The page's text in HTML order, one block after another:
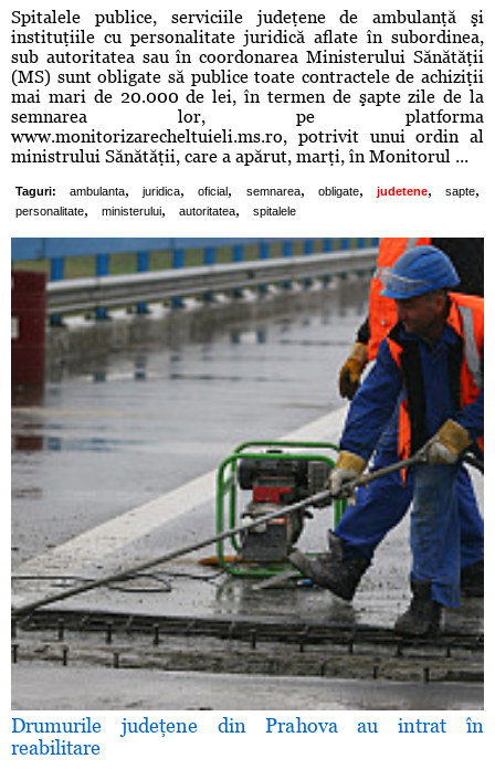
Spitalele publice, serviciile judeţene de ambulanţă şi
instituţiile cu personalitate juridică aflate în subordinea,
sub autoritatea sau în coordonarea Ministerului Sănătăţii
(MS) sunt obligate să publice toate contractele de achiziţii
mai mari de 20.000 de lei, în termen de şapte zile de la
semnarea lor, pe platforma
www.monitorizarecheltuieli.ms.ro, potrivit unui ordin al
ministrului Sănătăţii, care a apărut, marţi, în Monitorul ...
Taguri: ambulanta, juridica, oficial , semnarea, obligate, judetene, sapte,
personalitate, ministerului, autoritatea, spitalele
Drumurile judeţene din Prahova au intrat în
reabilitare